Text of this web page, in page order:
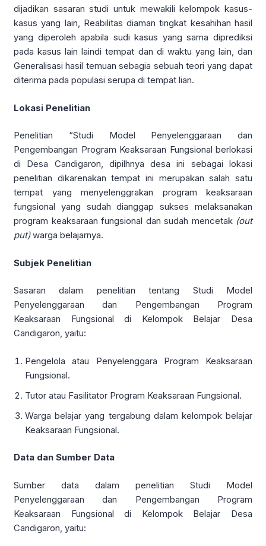
dijadikan sasaran studi untuk mewakili kelompok kasus-
kasus yang lain, Reabilitas diaman tingkat kesahihan hasil
yang diperoleh apabila sudi kasus yang sama diprediksi
pada kasus lain laindi tempat dan di waktu yang lain, dan
Generalisasi hasil temuan sebagia sebuah teori yang dapat
diterima pada populasi serupa di tempat lian.
Lokasi Penelitian
Penelitian “Studi Model Penyelenggaraan dan
Pengembangan Program Keaksaraan Fungsional berlokasi
di Desa Candigaron, dipilhnya desa ini sebagai lokasi
penelitian dikarenakan tempat ini merupakan salah satu
tempat yang menyelenggrakan program keaksaraan
fungsional yang sudah dianggap sukses melaksanakan
program keaksaraan fungsional dan sudah mencetak (out
put)warga belajarnya.
Subjek Penelitian
Sasaran dalam penelitian tentang Studi Model
Penyelenggaraan dan Pengembangan Program
Keaksaraan Fungsional di Kelompok Belajar Desa
Candigaron, yaitu:
Pengelola atau Penyelenggara Program Keaksaraan
Fungsional.
Tutor atau Fasilitator Program Keaksaraan Fungsional.
Warga belajar yang tergabung dalam kelompok belajar
Keaksaraan Fungsional.
Data dan Sumber Data
Sumber data dalam penelitian Studi Model
Penyelenggaraan dan Pengembangan Program
Keaksaraan Fungsional di Kelompok Belajar Desa
Candigaron, yaitu: